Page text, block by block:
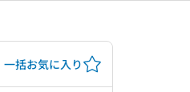
一括お気に入り